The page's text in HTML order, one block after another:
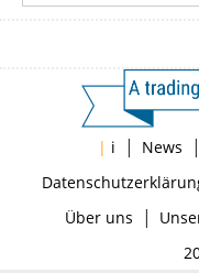
| i | News |
Über uns |